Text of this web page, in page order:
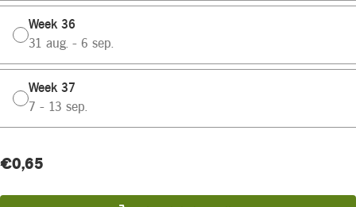
Week 36
31 aug. - 6 sep.
Week 37
7 - 13 sep.
Huidige
Product
€0,65